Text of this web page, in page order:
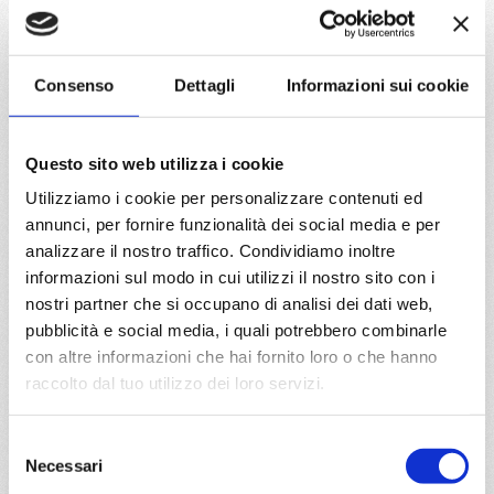
Consenso Dettagli Informazioni sui cookie
Questo sito web utilizza i cookie
Utilizziamo i cookie per personalizzare contenuti ed
annunci, per fornire funzionalità dei social media e per
analizzare il nostro traffico. Condividiamo inoltre
informazioni sul modo in cui utilizzi il nostro sito con i
nostri partner che si occupano di analisi dei dati web,
pubblicità e social media, i quali potrebbero combinarle
con altre informazioni che hai fornito loro o che hanno
raccolto dal tuo utilizzo dei loro servizi.
delNecessari
Mediterraneo8 giorni
daCivitavecchiaconMSC World
Civitavecchia, Messina, Valletta, Barcellona, Marsiglia,
Genova, Civitavecchia, Provence(marseilles)
07/12/2026
€ 739
14/12/2026
€ 1.023
21/12/2026
€ 1.023
28/12/2026
€ 1.423
a partire da
€ 739